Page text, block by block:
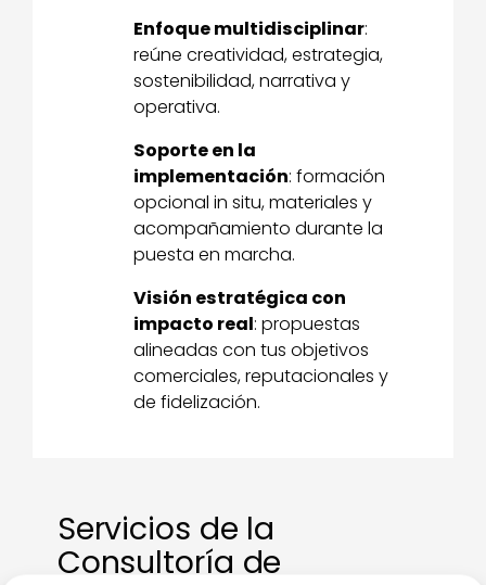
Enfoque multidisciplinar:
reúne creatividad, estrategia,
sostenibilidad, narrativa y
operativa.
Soporte en la
implementación: formación
opcional in situ, materiales y
acompañamiento durante la
puesta en marcha.
Visión estratégica con
impacto real: propuestas
alineadas con tus objetivos
comerciales, reputacionales y
de fidelización.
Servicios de la
Consultoría de